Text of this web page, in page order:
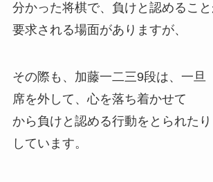
分かった将棋で、負けと認めるこ
要求される場面がありますが、
その際も、加藤一二三9段は、一旦
席を外して、心を落ち着かせて
から負けと認める行動をとられたり
しています。